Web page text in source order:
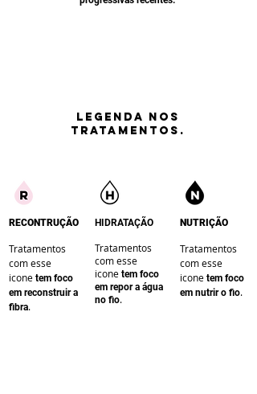
LEGENDA nos
tratamentos.
RECONTRUÇÃO
Tratamentos
com esse
icone tem foco
em reconstruir a
fibra.
HIDRATAÇÃO
Tratamentos
com esse
icone tem foco
em repor a água
no fio.
NUTRIÇÃO
Tratamentos
com esse
icone tem foco
em nutrir o fio.